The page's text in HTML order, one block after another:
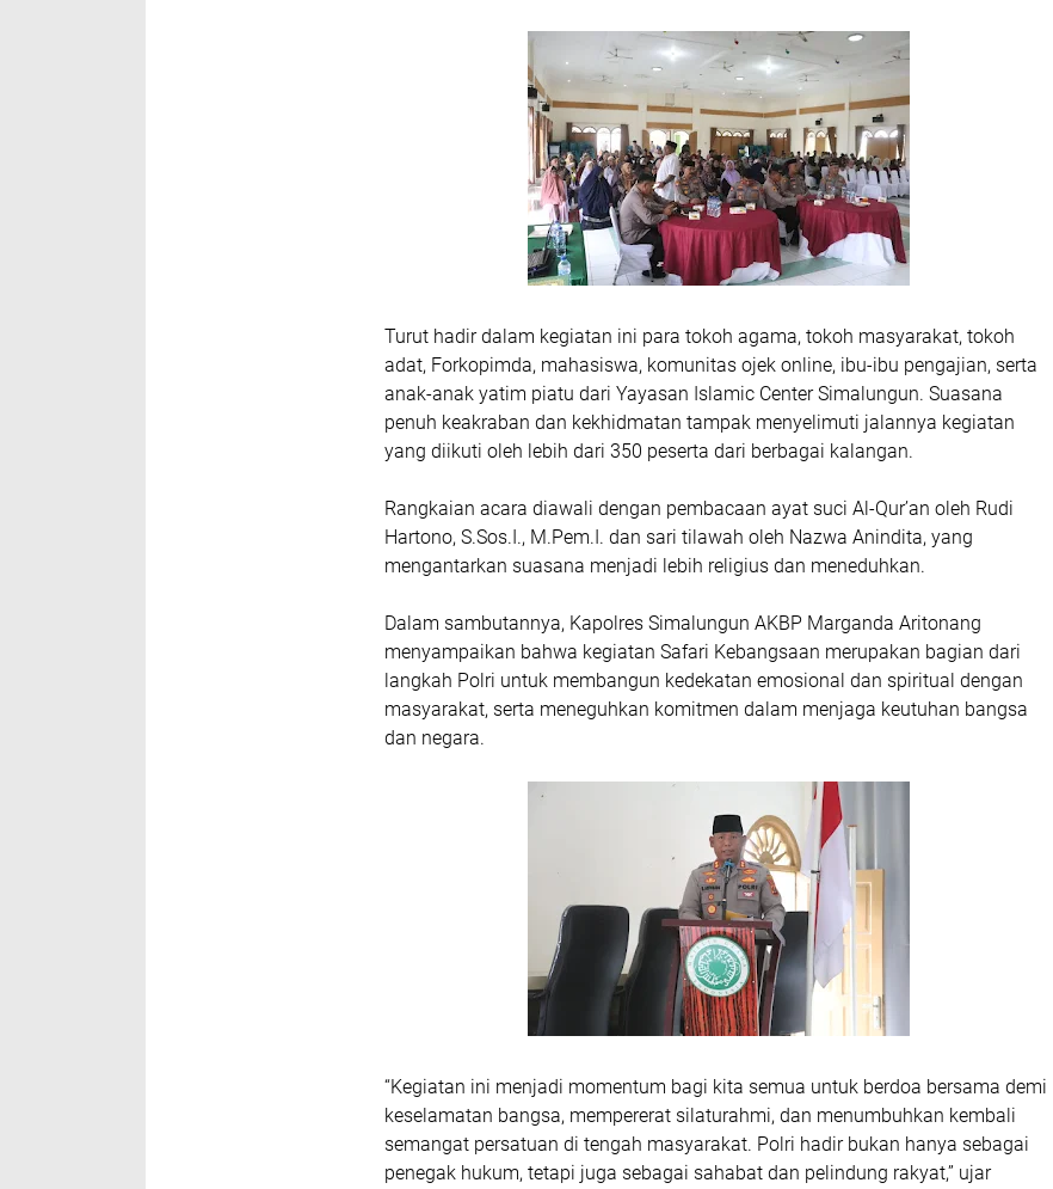
Turut hadir dalam kegiatan ini para tokoh agama, tokoh masyarakat, tokoh
adat, Forkopimda, mahasiswa, komunitas ojek online, ibu-ibu pengajian, serta
anak-anak yatim piatu dari Yayasan Islamic Center Simalungun. Suasana
penuh keakraban dan kekhidmatan tampak menyelimuti jalannya kegiatan
yang diikuti oleh lebih dari 350 peserta dari berbagai kalangan.
Rangkaian acara diawali dengan pembacaan ayat suci Al-Qur’an oleh Rudi
Hartono, S.Sos.I., M.Pem.I. dan sari tilawah oleh Nazwa Anindita, yang
mengantarkan suasana menjadi lebih religius dan meneduhkan.
Dalam sambutannya, Kapolres Simalungun AKBP Marganda Aritonang
menyampaikan bahwa kegiatan Safari Kebangsaan merupakan bagian dari
langkah Polri untuk membangun kedekatan emosional dan spiritual dengan
masyarakat, serta meneguhkan komitmen dalam menjaga keutuhan bangsa
dan negara.
“Kegiatan ini menjadi momentum bagi kita semua untuk berdoa bersama demi
keselamatan bangsa, mempererat silaturahmi, dan menumbuhkan kembali
semangat persatuan di tengah masyarakat. Polri hadir bukan hanya sebagai
penegak hukum, tetapi juga sebagai sahabat dan pelindung rakyat,” ujar